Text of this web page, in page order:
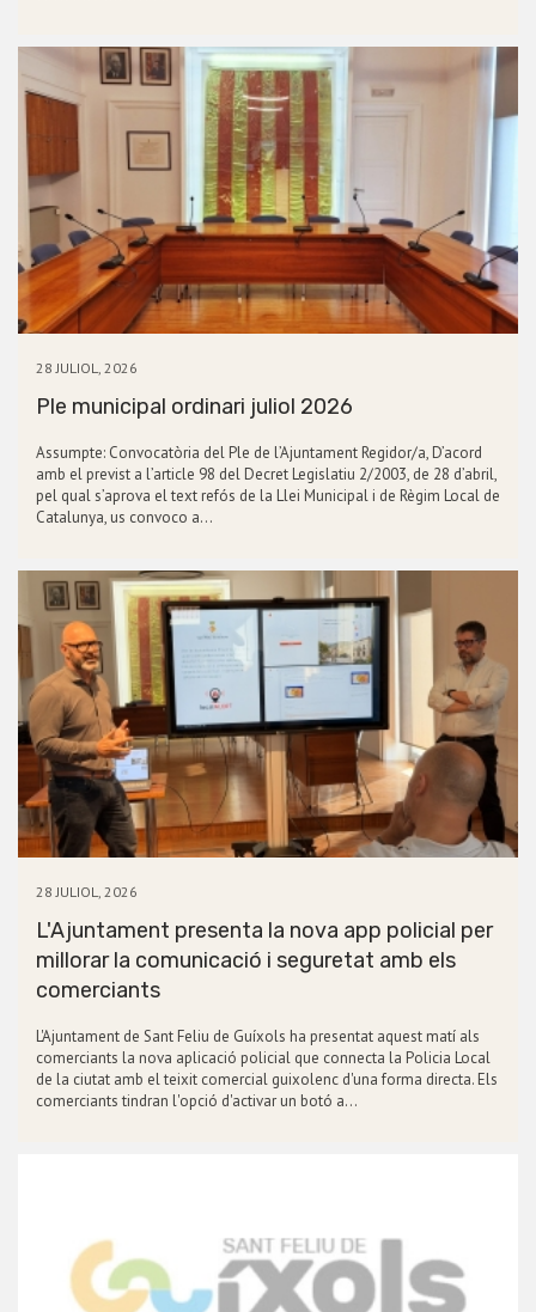
28 JULIOL, 2026
Ple municipal ordinari juliol 2026
Assumpte: Convocatòria del Ple de l’Ajuntament Regidor/a, D’acord
amb el previst a l’article 98 del Decret Legislatiu 2/2003, de 28 d’abril,
pel qual s’aprova el text refós de la Llei Municipal i de Règim Local de
Catalunya, us convoco a…
28 JULIOL, 2026
L'Ajuntament presenta la nova app policial per
millorar la comunicació i seguretat amb els
comerciants
L'Ajuntament de Sant Feliu de Guíxols ha presentat aquest matí als
comerciants la nova aplicació policial que connecta la Policia Local
de la ciutat amb el teixit comercial guixolenc d'una forma directa. Els
comerciants tindran l'opció d'activar un botó a…